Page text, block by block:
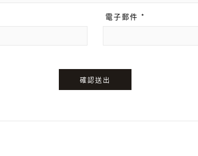
電子郵件 *
確認送出